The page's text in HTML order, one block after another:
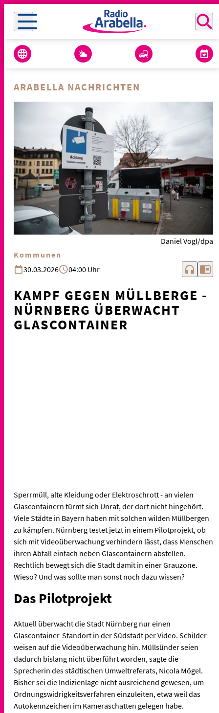
ARABELLA NACHRICHTEN
Daniel Vogl/dpa
Kommunen
30.03.2026
04:00 Uhr headphones chrome_reader_mode
KAMPF GEGEN MÜLLBERGE -
NÜRNBERG ÜBERWACHT
GLASCONTAINER
Sperrmüll, alte Kleidung oder Elektroschrott - an vielen
Glascontainern türmt sich Unrat, der dort nicht hingehört.
Viele Städte in Bayern haben mit solchen wilden Müllbergen
zu kämpfen. Nürnberg testet jetzt in einem Pilotprojekt, ob
sich mit Videoüberwachung verhindern lässt, dass Menschen
ihren Abfall einfach neben Glascontainern abstellen.
Rechtlich bewegt sich die Stadt damit in einer Grauzone.
Wieso? Und was sollte man sonst noch dazu wissen?
Das Pilotprojekt
Aktuell überwacht die Stadt Nürnberg nur einen
Glascontainer-Standort in der Südstadt per Video. Schilder
weisen auf die Videoüberwachung hin. Müllsünder seien
dadurch bislang nicht überführt worden, sagte die
Sprecherin des städtischen Umweltreferats, Nicola Mögel.
Bisher sei die Indizienlage nicht ausreichend gewesen, um
Ordnungswidrigkeitsverfahren einzuleiten, etwa weil das
Autokennzeichen im Kameraschatten gelegen habe.